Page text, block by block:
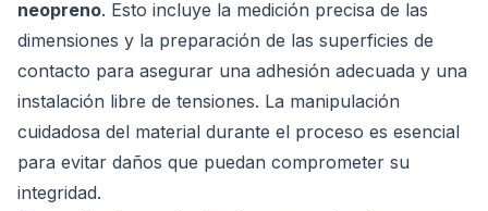
neopreno. Esto incluye la medición precisa de las
dimensiones y la preparación de las superficies de
contacto para asegurar una adhesión adecuada y una
instalación libre de tensiones. La manipulación
cuidadosa del material durante el proceso es esencial
para evitar daños que puedan comprometer su
integridad.